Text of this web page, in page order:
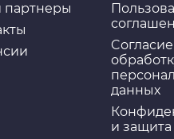
данных
и защита